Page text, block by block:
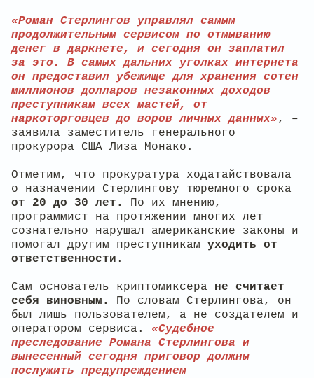
«Роман Стерлингов управлял самым
продолжительным сервисом по отмыванию
денег в даркнете, и сегодня он заплатил
за это. В самых дальних уголках интернета
он предоставил убежище для хранения сотен
миллионов долларов незаконных доходов
преступникам всех мастей, от
наркоторговцев до воров личных данных», –
заявила заместитель генерального
прокурора США Лиза Монако.
Отметим, что прокуратура ходатайствовала
о назначении Стерлингову тюремного срока
от 20 до 30 лет.
По их мнению,
программист на протяжении многих лет
сознательно нарушал американские законы и
помогал другим преступникам уходить от
ответственности .
Сам основатель криптомиксера не считает
себя виновным. По словам Стерлингова, он
был лишь пользователем, а не создателем и
оператором сервиса.
«Судебное
преследование Романа Стерлингова и
вынесенный сегодня приговор должны
послужить предупреждением